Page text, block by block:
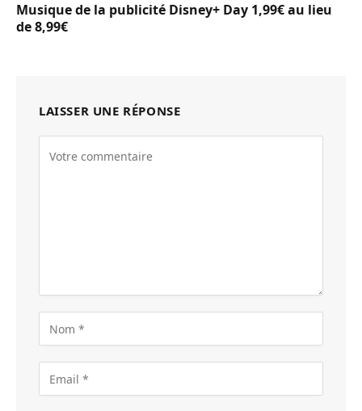
Musique de la publicité Disney+ Day 1,99€ au lieu
de 8,99€
LAISSER UNE RÉPONSE